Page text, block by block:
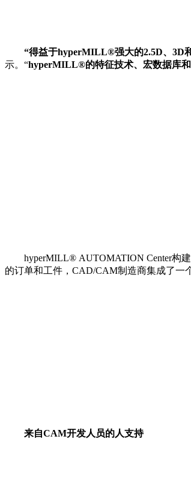
“得益于hyperMILL®强大的2.5D、3D
示。“hyperMILL®的特征技术、宏数据库和
hyperMILL® AUTOMATION Center构建
的订单和工件，CAD/CAM制造商集成了一
来自CAM开发人员的人支持